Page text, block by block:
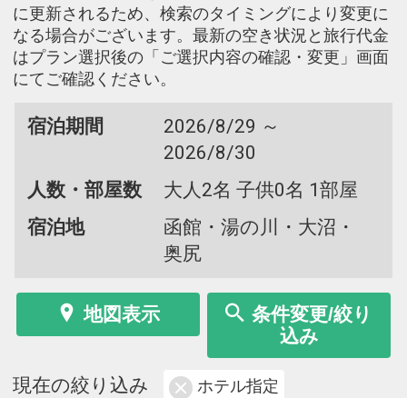
に更新されるため、検索のタイミングにより変更に
なる場合がございます。最新の空き状況と旅行代金
はプラン選択後の「ご選択内容の確認・変更」画面
にてご確認ください。
宿泊期間
2026/8/29 ～
2026/8/30
人数・部屋数
大人2名 子供0名 1部屋
宿泊地
函館・湯の川・大沼・
奥尻
地図表示
条件変更/絞り
込み
現在の絞り込み ホテル指定